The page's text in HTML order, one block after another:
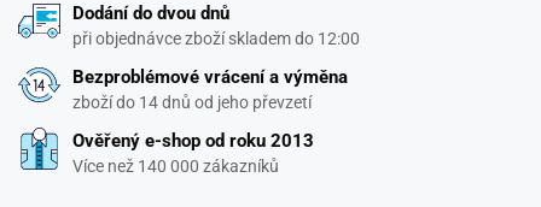
Dodání do dvou dnů
při objednávce zboží skladem do 12:00
Bezproblémové vrácení a výměna
zboží do 14 dnů od jeho převzetí
Ověřený e-shop od roku 2013
Více než 140 000 zákazníků